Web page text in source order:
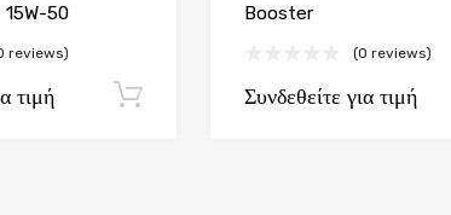
50
reviews)
τιμή Εγγραφή
Booster
(0 reviews)
Συνδεθείτε για τιμή